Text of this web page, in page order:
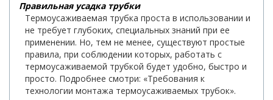
Правильная усадка трубки
Термоусаживаемая трубка проста в использовании и
не требует глубоких, специальных знаний при ее
применении. Но, тем не менее, существуют простые
правила, при соблюдении которых, работать с
термоусаживаемой трубкой будет удобно, быстро и
просто. Подробнее смотри: «Требования к
технологии монтажа термоусаживаемых трубок».